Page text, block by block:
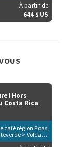
À partir de
644 $US
Hors
Costa Rica
café région Poas
> Volcan
du Volcan